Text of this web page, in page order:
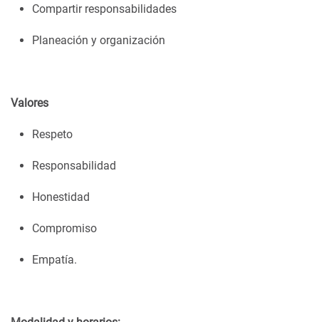
Compartir responsabilidades
Planeación y organización
Valores
Respeto
Responsabilidad
Honestidad
Compromiso
Empatía.